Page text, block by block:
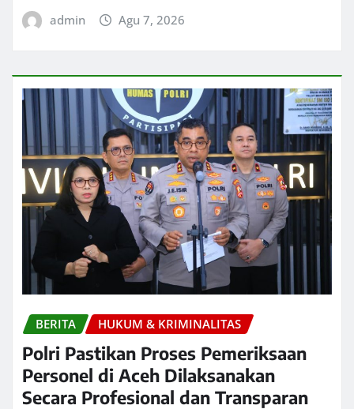
admin Agu 7, 2026
BERITA HUKUM & KRIMINALITAS
Polri Pastikan Proses Pemeriksaan
Personel di Aceh Dilaksanakan
Secara Profesional dan Transparan